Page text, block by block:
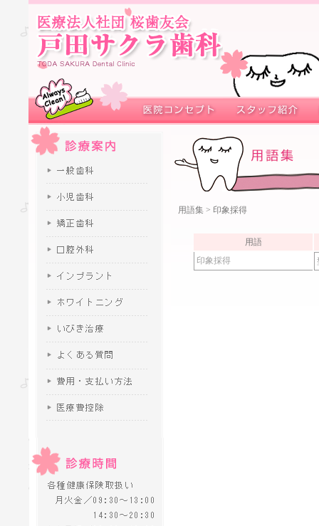
用語集 > 印象採得
用語
印象採得